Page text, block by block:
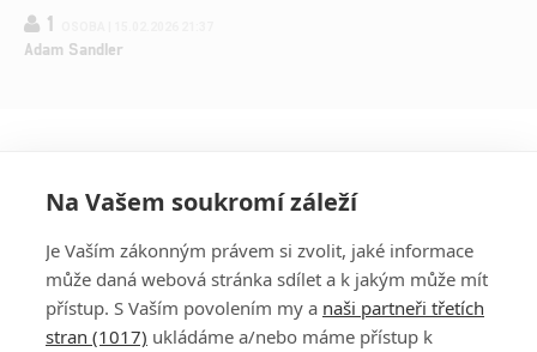
1
Adam Sandler
Na Vašem soukromí záleží
Je Vaším zákonným právem si zvolit, jaké informace
může daná webová stránka sdílet a k jakým může mít
přístup. S Vaším povolením my a naši partneři třetích
stran (1017) ukládáme a/nebo máme přístup k